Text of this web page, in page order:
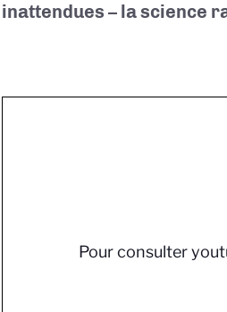
inattendues – la science
Pour consulter